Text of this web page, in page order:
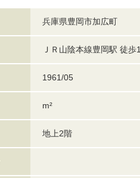
兵庫県豊岡市加広町
ＪＲ山陰本線豊岡駅 徒歩
1961/05
m²
地上2階